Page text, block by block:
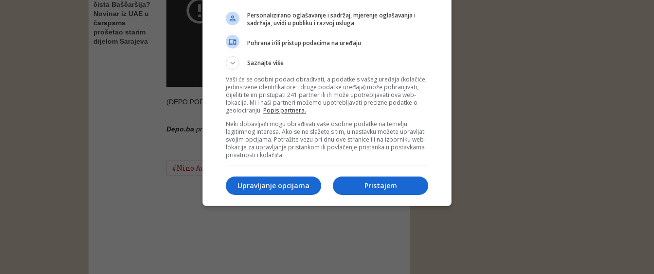
čista Baščaršija?
Novinar iz UAE u
čarapama
prošetao starim
dijelom Sarajeva
(DEPO PORTAL, BLIN MAGAZIN/md)
Depo.ba pratite putem društvenih mreža TwitteriFacebook
#Nino Avdić #supertalent
Personalizirano oglašavanje i sadržaj, mjerenje oglašavanja i
sadržaja, uvidi u publiku i razvoj usluga
Pohrana i/ili pristup podacima na uređaju
Saznajte više
Vaši će se osobni podaci obrađivati, a podatke s vašeg uređaja (kolačiće,
jedinstvene identifikatore i druge podatke uređaja) može pohranjivati,
dijeliti te im pristupati 241 partner ili ih može upotrebljavati ova web-
lokacija. Mi i naši partneri možemo upotrebljavati precizne podatke o
geolociranju. Popis partnera.
Neki dobavljači mogu obrađivati vaše osobne podatke na temelju
legitimnog interesa. Ako se ne slažete s tim, u nastavku možete upravljati
svojim opcijama. Potražite vezu pri dnu ove stranice ili na izborniku web-
lokacije za upravljanje pristankom ili povlačenje pristanka u postavkama
privatnosti i kolačića.
Pristajem
Upravljanje opcijama